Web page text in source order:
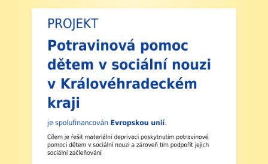
zde naleznete nejdůležitější informace k
zahájení školního roku 2025/2026:
1. Zahájení školního roku: Výuka bude
zahájena v pondělí 1. září 2025. Tento den
končí po 1. vyučovací hodině. Provoz školní
družiny nebude zajištěn a obědy se v tento den
neposkytují.
2. Výuka: Od úterý 2. září 2025 bude probíhat
výuka denně od 8:00 do 11:25 hodin.